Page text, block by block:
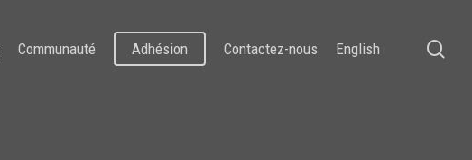
Communauté Adhésion Contactez-nous English